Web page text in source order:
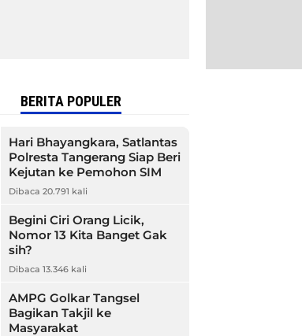
BERITA POPULER
Hari Bhayangkara, Satlantas
Polresta Tangerang Siap Beri
Kejutan ke Pemohon SIM
Dibaca 20.791 kali
Begini Ciri Orang Licik,
Nomor 13 Kita Banget Gak
sih?
Dibaca 13.346 kali
AMPG Golkar Tangsel
Bagikan Takjil ke
Masyarakat